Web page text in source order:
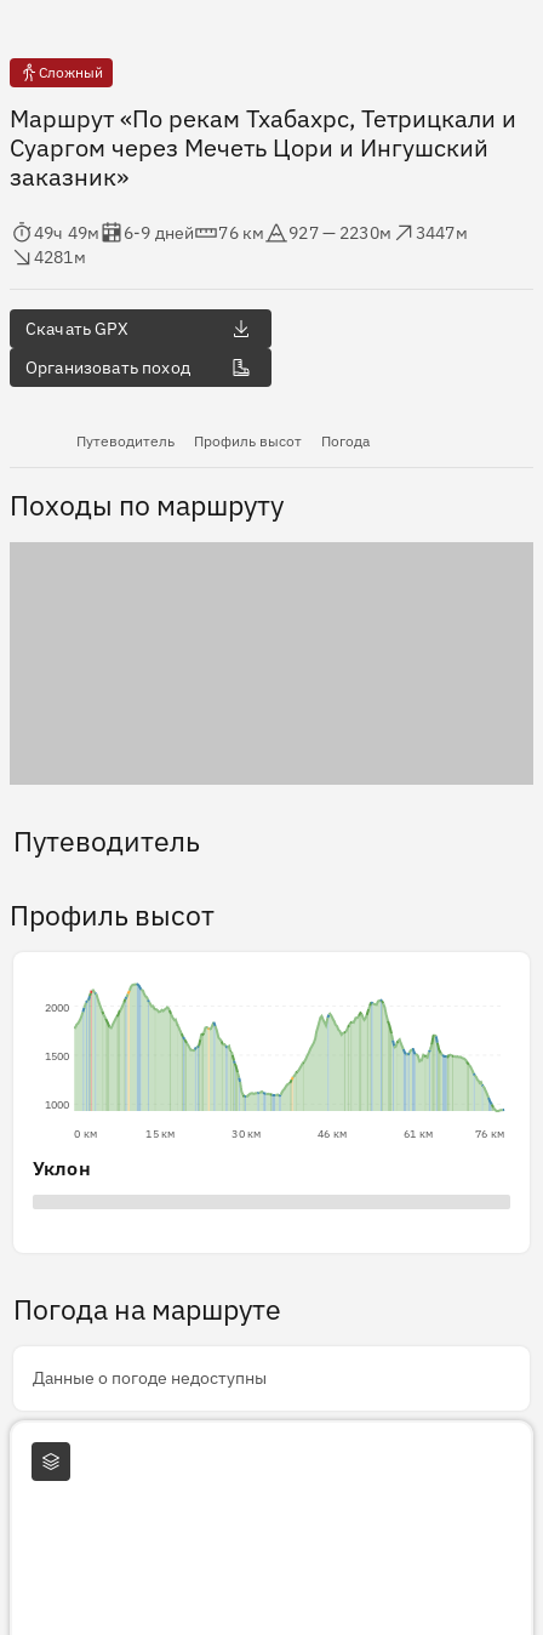
Сложный
Маршрут «По рекам Тхабахрс, Тетрицкали и
Суаргом через Мечеть Цори и Ингушский
заказник»
в пути
49ч 49м
Оценка в днях
6-9 дней
76 км
927 — 2230м
3447м
4281м
Скачать GPX
Организовать поход
Путеводитель Профиль высот Погода
Походы по маршруту
Путеводитель
Профиль высот
1000
1500
2000
0 км 15 км 30 км 46 км 61 км 76 км
Уклон
Погода на маршруте
Данные о погоде недоступны